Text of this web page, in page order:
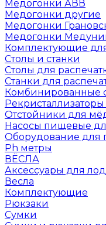
Медогонки АВВ
Медогонки другие
Медогонки
Медогонки
Комплектующие
Столы и станки
Столы для
Станки для
Комбинированные
Отстойники для
Насосы пищевые
Оборудование для
Ph метры
ВЁСЛА
Аксессуары для
Весла
Комплектующие
Рюкзаки
Сумки